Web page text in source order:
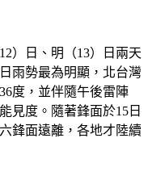
）日、明（13）日兩天
雨勢最為明顯，北台灣
度，並伴隨午後雷陣
見度。隨著鋒面於15日
鋒面遠離，各地才陸續